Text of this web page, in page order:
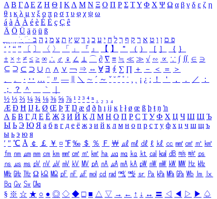
Α Β ΓΔ Ε Ζ Η Θ Ι ΚΛ Μ Ν Ξ Ο Π Ρ Σ ΤΥ Φ Χ Ψ Ω α β γ δ ε ζ η
θ ι κ λ μ ν ξ ο π ρ σ τ υ φ χ ψ ω
á à Á À é è É È ç Ç ê
Ä Ö Ü ä ö ü ß
ִֶֹ ֻּ ׁׂ פ ם ן ו ט א ר ק ף ך ל ח י ע כ ג ד ש ץ ת צ מ נ ה ב
‘ ’ “ ” 〔 〕 〈 〉 「 」 『 』 【 】 ＂ （ ） ［ ］ ｛ ｝
± × ÷ ≠ ≤ ≥ ∞ ∴ ♂ ♀ ∠ ⊥ ⌒ ∂ ∇ ≡ ≒ ≪ ≫ √ ∽ ∝ ∵ ∫ ∬ ∈ ∋
⊆ ⊇ ⊂ ⊃ ∪ ∩ ∧ ∨ ￢ ⇒ ⇔ ∀ ∃ ∮ ∑ ∏ ＋ － ＜ ＝
＞
、
。 · ‥ … ¨ 〃 ― ＼ ∼ ´ ～ ˇ ˘ ˝ ˚ ˙ ¸ ¡ ¿ ː ！ ＇ ， ． ／
：
；
？ ＾ ｀
½ ⅓ ⅔ ¼ ¾ ⅛ ⅜ ⅝ ⅞ ¹ ² ³ ⁴ ⁿ ₁ ₂ ₃ ₄
Æ Ð Ħ Ĳ Ł Ø Œ Þ Ŧ Ŋ æ đ ð ħ ı ĳ ĸ ŀ ł ø œ ß þ ŧ ŋ ŉ
А Б В Г Д Е Ё Ж З И Й К Л М Н О П Р С Т У Ф Х Ц Ч Ш Щ Ъ
Ы Ь Э Ю Я а б в г д е ё ж з и й к л м н о п р с т у ф х ц ч ш щ ъ
ы ь э ю я
′ ″ ℃ Å ￠ ￡ ￥ ¤ ℉ ‰ ＄ ％ Ｆ ￦ ㎕ ㎖ ㎗ ℓ ㎘ ㏄ ㎣ ㎤ ㎥ ㎦
㎙ ㎚ ㎛ ㎜ ㎝ ㎞ ㎟ ㎠ ㎡ ㎢ ㏊ ㎍ ㎎ ㎏ ㏏ ㎈ ㎉ ㏈ ㎧ ㎨ ㎰
㎱ ㎲ ㎳ ㎴ ㎵ ㎶ ㎷ ㎸ ㎹ ㎀ ㎁ ㎂ ㎃ ㎄ ㎺ ㎻ ㎽ ㎾ ㎿ ㎐ ㎑
㎒ ㎓ ㎔ Ω ㏀ ㏁ ㎊ ㎋ ㎌ ㏖ ㏅ ㎭ ㎮ ㎯ ㏛ ㎩ ㎪ ㎫ ㎬ ㏝ ㏐
㏓
㏃ ㏉ ㏜ ㏆
§ ※ ☆ ★ ○ ● ◎ ◇ ◆ □ ■ △ ▽ → ← ↑ ↓ ↔ 〓 ◁ ◀ ▷ ▶ ♤